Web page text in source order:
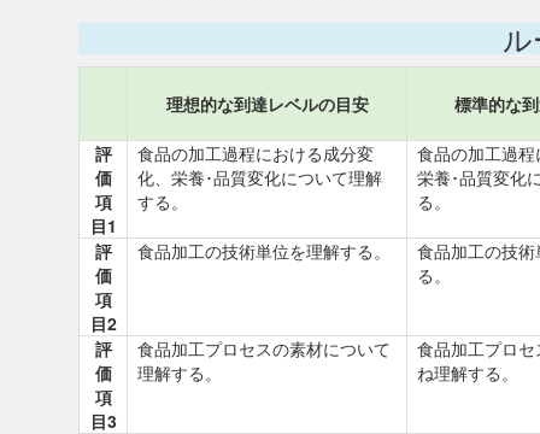
理想的な到達レベルの目安 標準的な
評
価
項
目1
食品の加工過程における成分変
化、栄養･品質変化について理解
する。
食品の加工過
栄養･品質変化
る。
評
価
項
目2
食品加工の技術単位を理解する。
食品加工の技
る。
評
価
項
目3
食品加工プロセスの素材について
理解する。
食品加工プロ
ね理解する。